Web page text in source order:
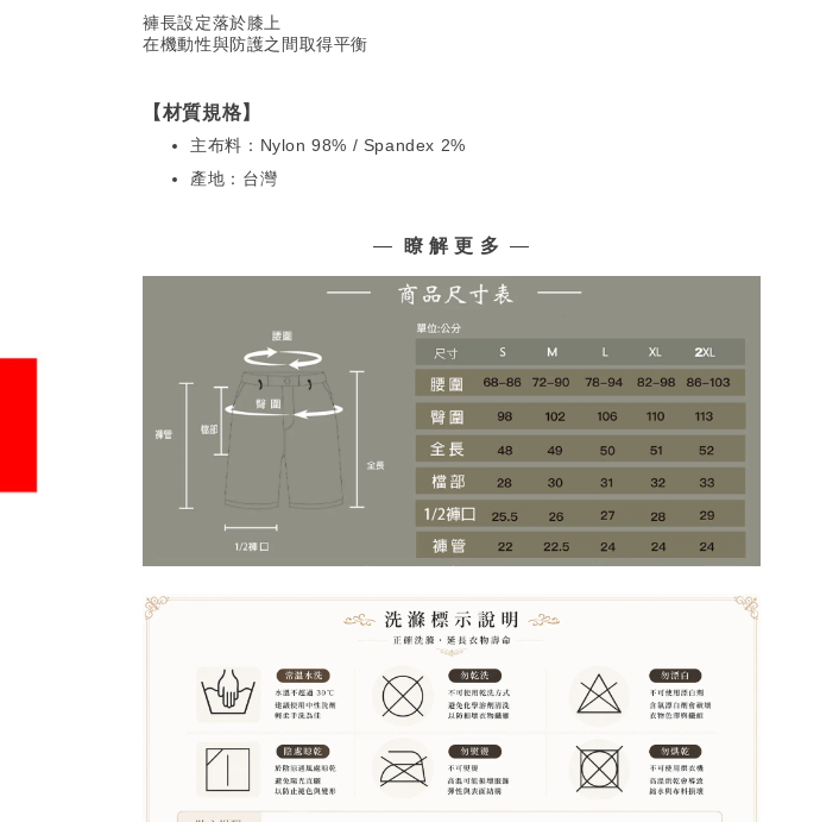
褲長設定落於膝上
在機動性與防護之間取得平衡
【材質規格】
主布料：Nylon 98% / Spandex 2%
產地：台灣
— 瞭 解 更 多 —